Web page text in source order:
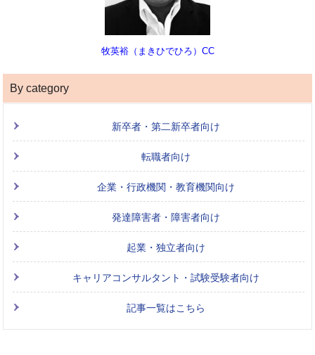
牧英裕（まきひでひろ）CC
By category
新卒者・第二新卒者向け
転職者向け
企業・行政機関・教育機関向け
発達障害者・障害者向け
起業・独立者向け
キャリアコンサルタント・試験受験者向け
記事一覧はこちら